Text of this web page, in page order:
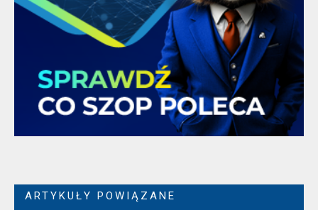
ARTYKUŁY POWIĄZANE